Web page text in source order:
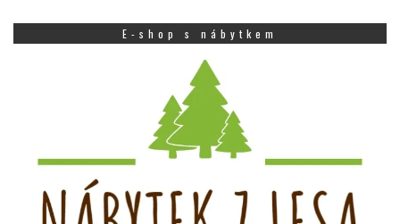
E-shop s nábytkem